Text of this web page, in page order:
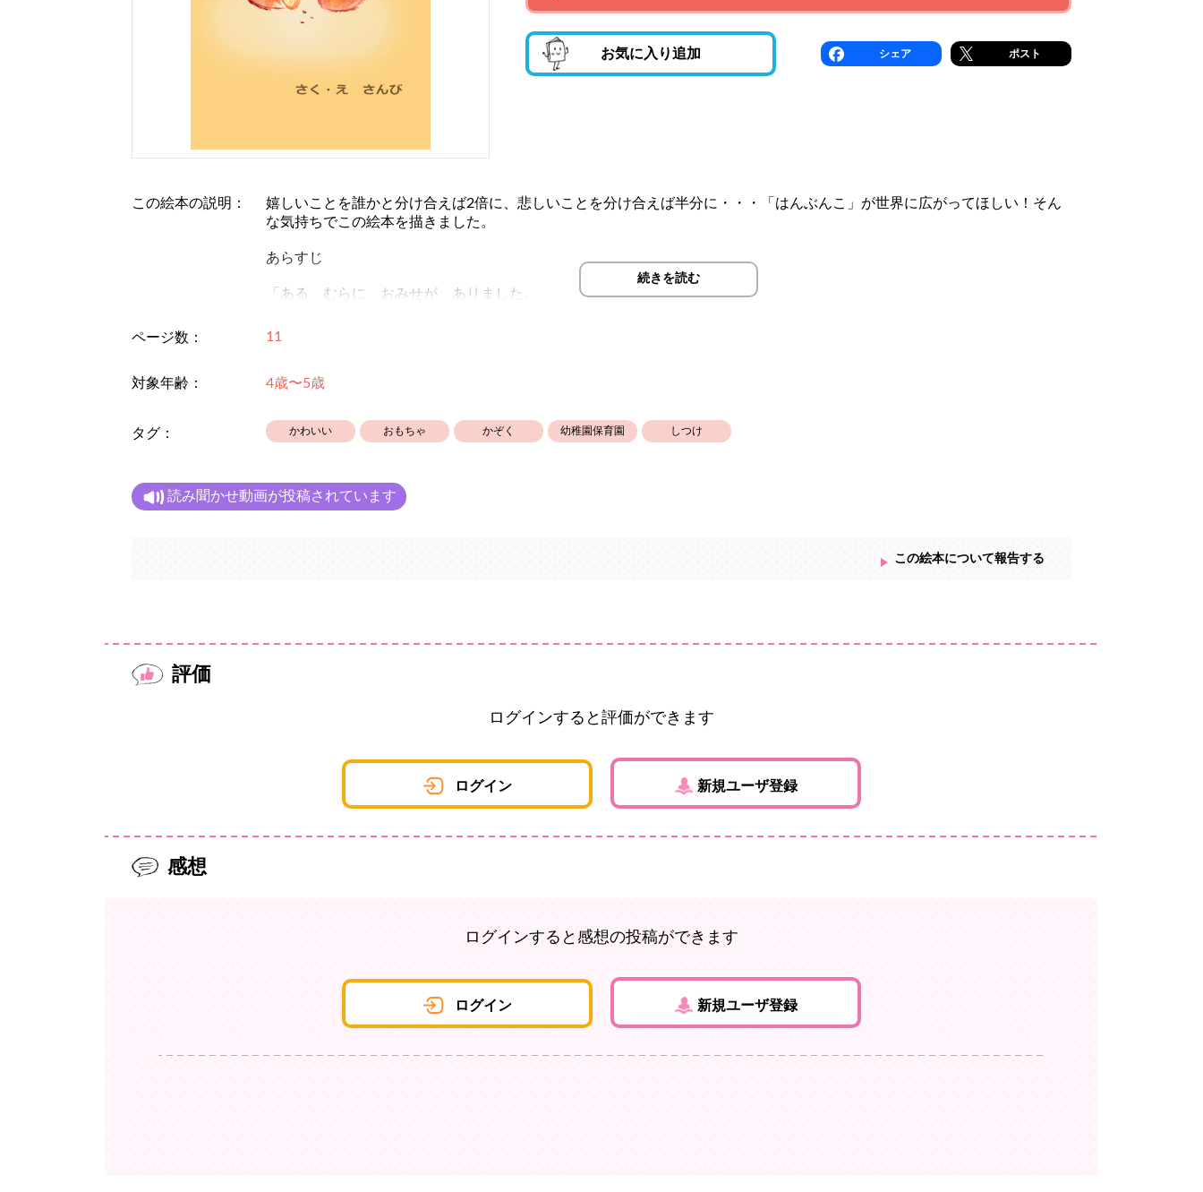
お気に入り追加 シェア ポスト
この絵本の説明：
嬉しいことを誰かと分け合えば2倍に、悲しいことを分け合えば半分に・・・「はんぶんこ」が世界に広がってほしい！そん
な気持ちでこの絵本を描きました。
あらすじ
「ある むらに おみせが ありました。
おみせの なまえは 「はんぶんや」さん。
続きを読む
ページ数： 11
対象年齢： 4歳〜5歳
タグ： かわいい おもちゃ かぞく 幼稚園保育園 しつけ
読み聞かせ動画が投稿されています
この絵本について報告する
評価
ログインすると評価ができます
ログイン 新規ユーザ登録
感想
ログインすると感想の投稿ができます
ログイン 新規ユーザ登録